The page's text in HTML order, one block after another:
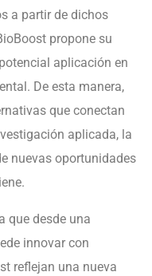
a partir de dichos
propone su
aplicación en
De esta manera,
que conectan
aplicada, la
nuevas oportunidades
que desde una
innovar con
reflejan una nueva